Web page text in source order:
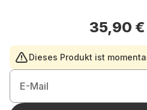
35,90 €
Dieses Produkt ist
E-Mail